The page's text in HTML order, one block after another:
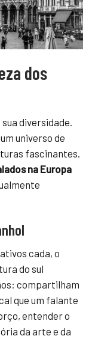
dos
diversidade.
universo de
fascinantes.
na Europa
cada, o
do sul
compartilham
que um falante
entender o
da arte e da